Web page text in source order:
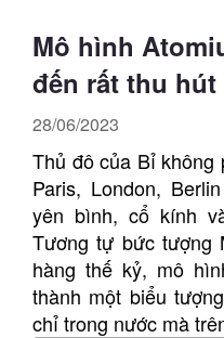
Mô hình
đến rất thu
28/06/2023
Thủ đô của Bỉ không
Paris, London,
yên bình, cổ kính
Tương tự bức tượng
hàng thế kỷ, mô
thành một biểu
chỉ trong nước mà